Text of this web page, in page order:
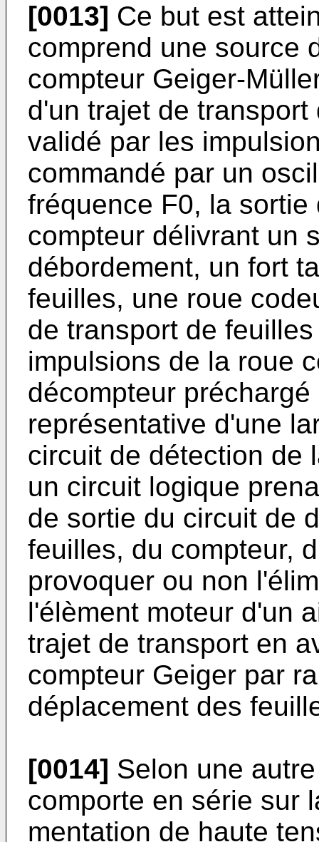
[0013] Ce but est
comprend une source
compteur Geiger-
d'un trajet de
validé par les
commandé par un
fréquence F0, la
compteur délivrant un
débordement, un fort
feuilles, une roue
de transport de
impulsions de la roue
dé­compteur
représentative d'une
circuit de détection de
un circuit logique
de sortie du circuit de
feuilles, du compteur,
provoquer ou non
l'élèment moteur d'un
trajet de transport en
compteur Geiger par
déplacement des
[0014] Selon une
comporte en série sur
mentation de haute